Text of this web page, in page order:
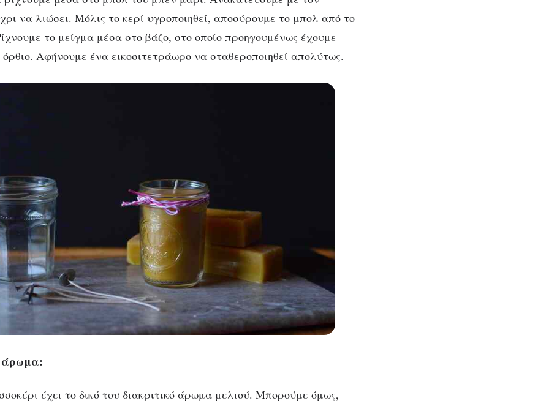
να λιώσει. Μόλις το κερί υγροποιηθεί, αποσύρουμε το μπολ από το
το μείγμα μέσα στο βάζο, στο οποίο προηγουμένως έχουμε
όρθιο. Αφήνουμε ένα εικοσιτετράωρο να σταθεροποιηθεί απολύτως.
άρωμα:
έχει το δικό του διακριτικό άρωμα μελιού. Μπορούμε όμως,